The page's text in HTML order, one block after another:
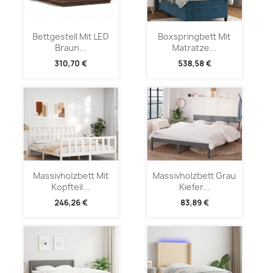
Bettgestell Mit LED
Braun...
310,70 €
Boxspringbett Mit
Matratze...
538,58 €
Massivholzbett Mit
Kopfteil...
246,26 €
Massivholzbett Grau
Kiefer...
83,89 €